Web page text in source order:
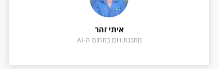
איתי זהר
מתכנת ויזם בתחום ה-AI